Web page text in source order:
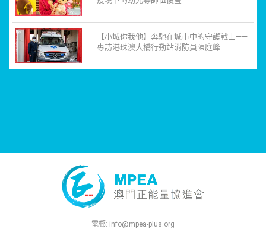
【小城你我他】奔馳在城市中的守護戰士——
專訪港珠澳大橋行動站消防員陳庭峰
電郵: info@mpea-plus.org